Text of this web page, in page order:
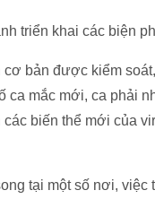
triển khai các biện
bản được kiểm
ca mắc mới, ca phải
biến thể mới của
tại một số nơi,